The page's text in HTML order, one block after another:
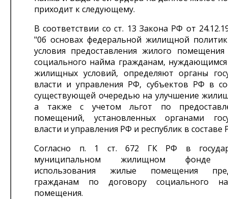
приходит к следующему.
В соответствии со ст. 13 Закона РФ от
"0б основах федеральной жилищной
условия предоставления жилого
социального найма гражданам,
жилищных условий, определяют органы
власти и управления РФ, субъектов РФ в
существующей очередью на улучшение
а также с учетом льгот по
помещений, установленных органами
власти и управления РФ и республик в составе
Согласно п. 1 ст. 672 ГК РФ в
муниципальном жилищном фонде
использования жилые помещения
гражданам по договору социального
помещения.